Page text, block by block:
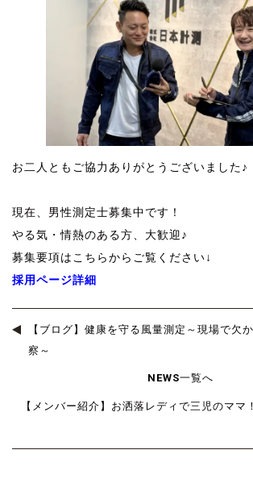
お二人ともご協力ありがとうございました♪
現在、男性測定士募集中です！
やる気・情熱のある方、大歓迎♪
募集要項はこちらからご覧ください↓
採用ページ詳細
【ブログ】健康を守る風量測定～現場で欠
察～
NEWS一覧へ
【メンバー紹介】お洒落レディで三児のママ